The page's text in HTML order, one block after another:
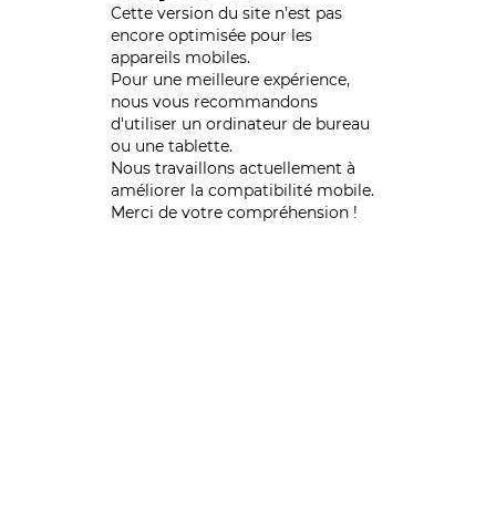
Cette version du site n’est pas
encore optimisée pour les
appareils mobiles.
Pour une meilleure expérience,
nous vous recommandons
d'utiliser un ordinateur de bureau
ou une tablette.
Nous travaillons actuellement à
améliorer la compatibilité mobile.
Merci de votre compréhension !